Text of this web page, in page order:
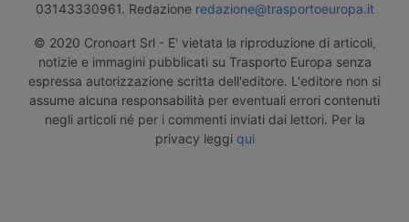
03143330961. Redazione redazione@trasportoeuropa.it
© 2020 Cronoart Srl - E' vietata la riproduzione di articoli,
notizie e immagini pubblicati su Trasporto Europa senza
espressa autorizzazione scritta dell'editore. L'editore non si
assume alcuna responsabilità per eventuali errori contenuti
negli articoli né per i commenti inviati dai lettori. Per la
privacy leggi qui